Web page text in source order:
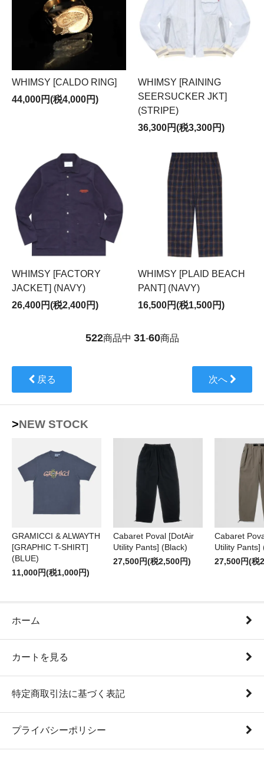
WHIMSY [CALDO RING]
44,000円(税4,000円)
WHIMSY [RAINING
SEERSUCKER JKT]
(STRIPE)
36,300円(税3,300円)
WHIMSY [FACTORY
JACKET] (NAVY)
26,400円(税2,400円)
WHIMSY [PLAID BEACH
PANT] (NAVY)
16,500円(税1,500円)
522商品中 31-60商品
戻る 次へ
>NEW STOCK
GRAMICCI & ALWAYTH
[GRAPHIC T-SHIRT]
(BLUE)
11,000円(税1,000円)
Cabaret Poval [DotAir
Utility Pants] (Black)
27,500円(税2,500円)
Cabaret
Utility Pants]
27,500円(税
ホーム
カートを見る
特定商取引法に基づく表記
プライバシーポリシー